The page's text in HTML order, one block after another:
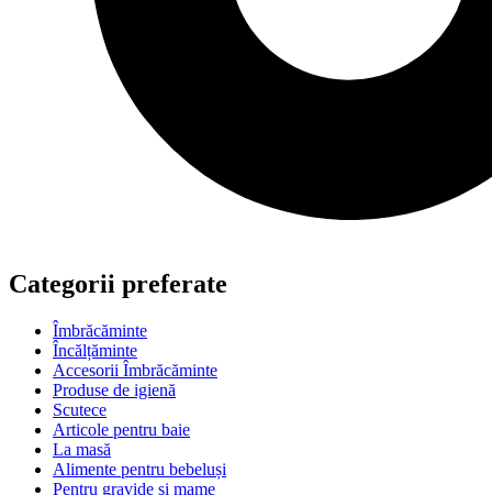
Categorii preferate
Îmbrăcăminte
Încălțăminte
Accesorii Îmbrăcăminte
Produse de igienă
Scutece
Articole pentru baie
La masă
Alimente pentru bebeluși
Pentru gravide si mame